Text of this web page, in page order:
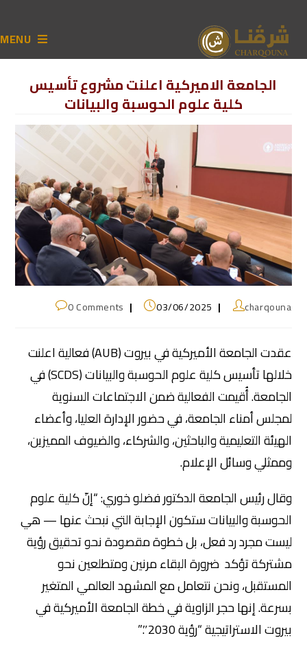
MENU
الجامعة الاميركية اعلنت مشروع تأسيس
كلية علوم الحوسبة والبيانات
charqouna
03/06/2025
0 Comments
عقدت الجامعة الأميركية في بيروت (AUB) فعالية اعلنت
خلالها تأسيس كلية علوم الحوسبة والبيانات (SCDS) في
الجامعة. أُقيمت الفعالية ضمن الاجتماعات السنوية
لمجلس أمناء الجامعة، في حضور الإدارة العليا، وأعضاء
الهيئة التعليمية والباحثين، والشركاء، والضيوف المميزين،
وممثلي وسائل الإعلام.
وقال رئيس الجامعة الدكتور فضلو خوري: “إنّ كلية علوم
الحوسبة والبيانات ستكون الإجابة التي نبحث عنها — هي
ليست مجرد رد فعل، بل خطوة مقصودة نحو تحقيق رؤية
مشتركة تؤكد ضرورة البقاء مرنين ومتطلعين نحو
المستقبل، ونحن نتعامل مع المشهد العالمي المتغير
بسرعة. إنها حجر الزاوية في خطة الجامعة الأميركية في
بيروت الاستراتيجية “رؤية 2030″.”